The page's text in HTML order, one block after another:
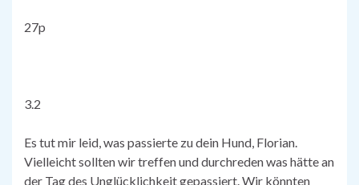
27p
3.2
Es tut mir leid, was passierte zu dein Hund, Florian.
Vielleicht sollten wir treffen und durchreden was hätte an
der Tag des Unglücklichkeit gepassiert. Wir könnten